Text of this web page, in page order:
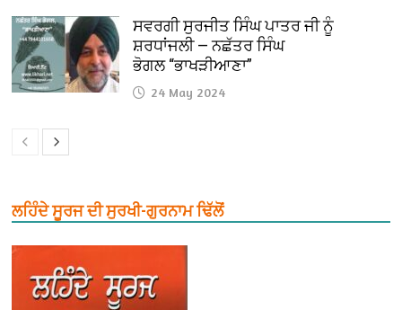
ਸਵਰਗੀ ਸੁਰਜੀਤ ਸਿੰਘ ਪਾਤਰ ਜੀ ਨੂੰ
ਸ਼ਰਧਾਂਜਲੀ — ਨਛੱਤਰ ਸਿੰਘ
ਭੋਗਲ “ਭਾਖੜੀਆਣਾ”
24 May 2024
ਲਹਿੰਦੇ ਸੂਰਜ ਦੀ ਸੁਰਖੀ-ਗੁਰਨਾਮ ਢਿੱਲੋਂ